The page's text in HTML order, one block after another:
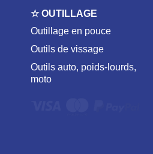
☆ OUTILLAGE
Outillage en pouce
Outils de vissage
Outils auto, poids-lourds,
moto